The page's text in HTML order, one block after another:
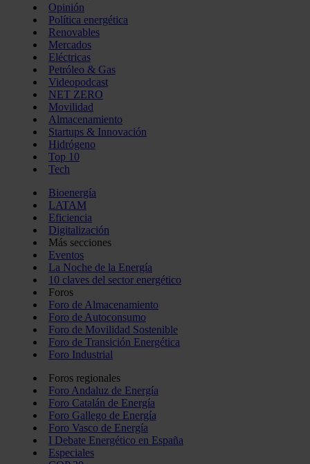
Opinión
Política energética
Renovables
Mercados
Eléctricas
Petróleo & Gas
Videopodcast
NET ZERO
Movilidad
Almacenamiento
Startups & Innovación
Hidrógeno
Top 10
Tech
Bioenergía
LATAM
Eficiencia
Digitalización
Más secciones
Eventos
La Noche de la Energía
10 claves del sector energético
Foros
Foro de Almacenamiento
Foro de Autoconsumo
Foro de Movilidad Sostenible
Foro de Transición Energética
Foro Industrial
Foros regionales
Foro Andaluz de Energía
Foro Catalán de Energía
Foro Gallego de Energía
Foro Vasco de Energía
I Debate Energético en España
Especiales